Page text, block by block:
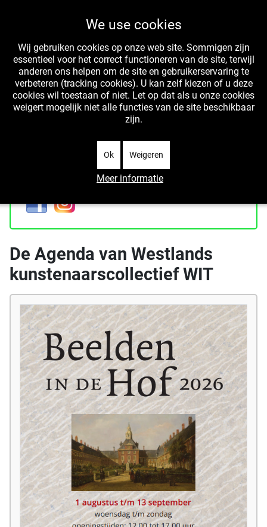
WIT is het collectief van professioneel werkende
De Agenda van Westlands
kunstenaarscollectief WIT
We use cookies
Wij gebruiken cookies op onze web site. Sommigen zijn
essentieel voor het correct functioneren van de site, terwijl
anderen ons helpen om de site en gebruikerservaring te
verbeteren (tracking cookies). U kan zelf kiezen of u deze
cookies wil toestaan of niet. Let op dat als u onze cookies
weigert mogelijk niet alle functies van de site beschikbaar
zijn.
Ok Weigeren
Meer informatie